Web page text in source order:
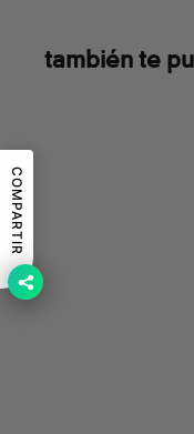
también te
COMPARTIR